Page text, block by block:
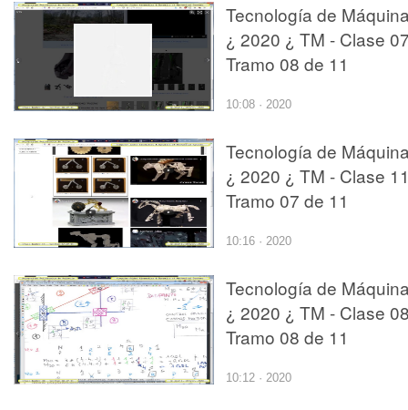
Tecnología de
¿ 2020 ¿ TM - Clase
Tramo 08 de 11
10:08 · 2020
Tecnología de
¿ 2020 ¿ TM - Clase
Tramo 07 de 11
10:16 · 2020
Tecnología de
¿ 2020 ¿ TM - Clase
Tramo 08 de 11
10:12 · 2020